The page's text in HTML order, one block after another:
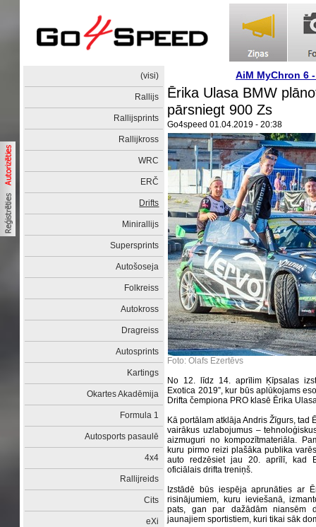
(visi)
Rallijs
Rallijsprints
Rallijkross
WRC
ERČ
Drifts
Minirallijs
Supersprints
Autošoseja
Folkreiss
Autokross
Dragreiss
Autosprints
Kartings
Okartes Akadēmija
Formula 1
Autosports pasaulē
4x4
Rallijreids
Cits
eXi
AiM MyChron 6
Ērika Ulasa BMW
pārsniegt 900 Zs
Go4speed 01.04.2019 - 20:38
Foto: Olafs Ezertēvs
No 12. līdz 14. aprīlim Ķīpsalas
Exotica 2019”, kur būs aplūkojams
Drifta čempiona PRO klasē Ērika
Kā portālam atklāja Andris Žīgurs,
vairākus uzlabojumus –
aizmuguri no kompozītmateriāla.
kuru pirmo reizi plašāka publika
auto redzēsiet jau 20. aprīlī, kad
oficiālais drifta treniņš.
Izstādē būs iespēja aprunāties ar
risinājumiem, kuru ieviešanā,
pats, gan par dažādām niansēm
jaunajiem sportistiem, kuri tikai sāk